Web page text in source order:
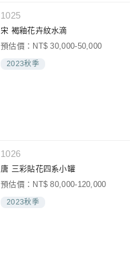
1025
宋 褐釉花卉紋水滴
預估價：NT$ 30,000-50,000
2023秋季
1026
唐 三彩貼花四系小罐
預估價：NT$ 80,000-120,000
2023秋季